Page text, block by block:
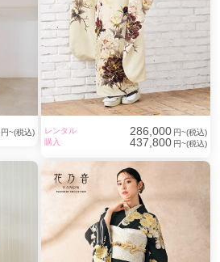
円~(税込) レンタル 286,000 円~(税込)
購入
437,800 円~(税込)